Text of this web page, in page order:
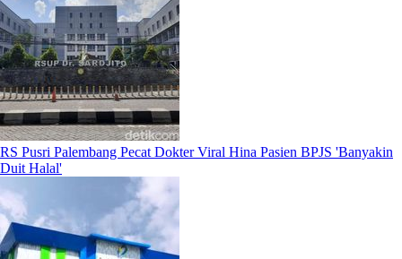
RS Pusri Palembang Pecat Dokter Viral Hina Pasien BPJS 'Banyakin
Duit Halal'